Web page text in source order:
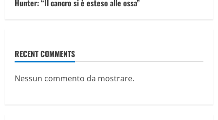
Hunter: “Il cancro si è esteso alle ossa”
RECENT COMMENTS
Nessun commento da mostrare.